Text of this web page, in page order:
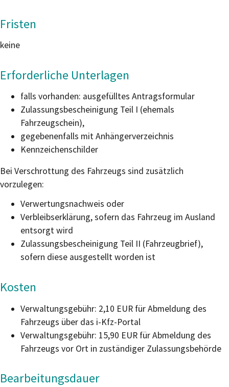
Fristen
keine
Erforderliche Unterlagen
falls vorhanden: ausgefülltes Antragsformular
Zulassungsbescheinigung Teil I (ehemals
Fahrzeugschein),
gegebenenfalls mit Anhängerverzeichnis
Kennzeichenschilder
Bei Verschrottung des Fahrzeugs sind zusätzlich
vorzulegen:
Verwertungsnachweis oder
Verbleibserklärung, sofern das Fahrzeug im Ausland
entsorgt wird
Zulassungsbescheinigung Teil II (Fahrzeugbrief),
sofern diese ausgestellt worden ist
Kosten
Verwaltungsgebühr: 2,10 EUR für Abmeldung des
Fahrzeugs über das i-Kfz-Portal
Verwaltungsgebühr: 15,90 EUR für Abmeldung des
Fahrzeugs vor Ort in zuständiger Zulassungsbehörde
Bearbeitungsdauer